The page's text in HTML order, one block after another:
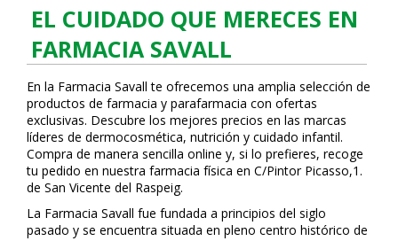
EL CUIDADO QUE MERECES EN
FARMACIA SAVALL
En la Farmacia Savall te ofrecemos una amplia selección de
productos de farmacia y parafarmacia con ofertas
exclusivas. Descubre los mejores precios en las marcas
líderes de dermocosmética, nutrición y cuidado infantil.
Compra de manera sencilla online y, si lo prefieres, recoge
tu pedido en nuestra farmacia física en C/Pintor Picasso,1.
de San Vicente del Raspeig.
La Farmacia Savall fue fundada a principios del siglo
pasado y se encuentra situada en pleno centro histórico de